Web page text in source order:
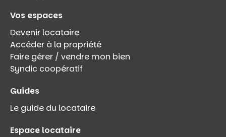
Vos espaces
Devenir locataire
Accéder à la propriété
Faire gérer / vendre mon bien
Syndic coopératif
Guides
Le guide du locataire
Espace locataire